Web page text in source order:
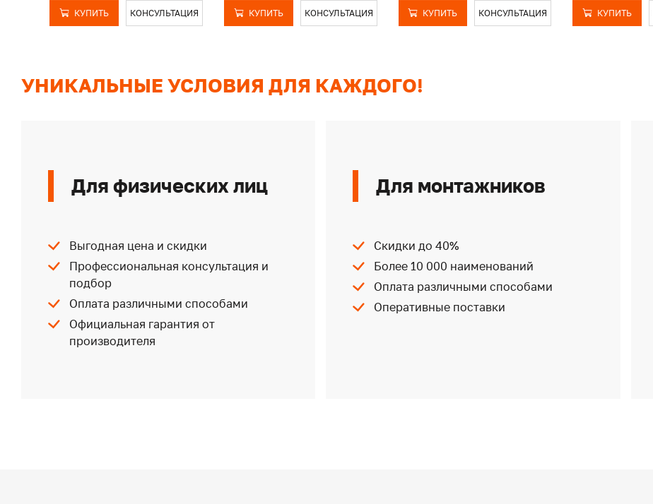
КУПИТЬ КОНСУЛЬТАЦИЯ КУПИТЬ КОНСУЛЬТАЦИЯ КУПИТЬ КОНСУЛЬТАЦИЯ КУПИТЬ
УНИКАЛЬНЫЕ УСЛОВИЯ ДЛЯ КАЖДОГО!
Для физических лиц
Выгодная цена и скидки
Профессиональная консультация и
подбор
Оплата различными способами
Официальная гарантия от
производителя
Для монтажников
Скидки до 40%
Более 10 000 наименований
Оплата различными способами
Оперативные поставки